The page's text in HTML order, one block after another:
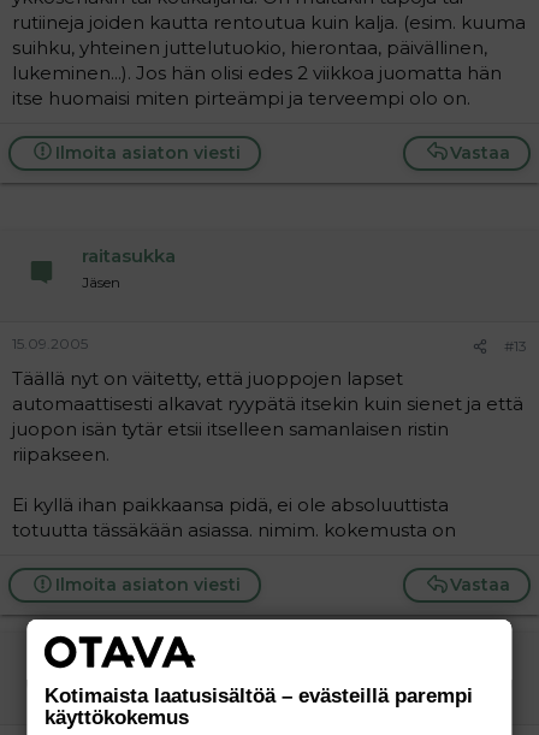
rutiineja joiden kautta rentoutua kuin kalja. (esim. kuuma
suihku, yhteinen juttelutuokio, hierontaa, päivällinen,
lukeminen...). Jos hän olisi edes 2 viikkoa juomatta hän
itse huomaisi miten pirteämpi ja terveempi olo on.
Vastaa
Ilmoita asiaton viesti
raitasukka
Jäsen
15.09.2005 #13
Täällä nyt on väitetty, että juoppojen lapset
automaattisesti alkavat ryypätä itsekin kuin sienet ja että
juopon isän tytär etsii itselleen samanlaisen ristin
riipakseen.
Ei kyllä ihan paikkaansa pidä, ei ole absoluuttista
totuutta tässäkään asiassa. nimim. kokemusta on
Vastaa
Ilmoita asiaton viesti
Penninhyrrä
Vieras
Kotimaista laatusisältöä – evästeillä parempi
käyttökokemus